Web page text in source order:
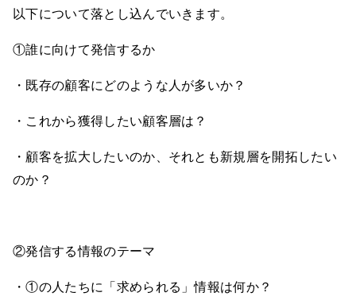
以下について落とし込んでいきます。
①誰に向けて発信するか
・既存の顧客にどのような人が多いか？
・これから獲得したい顧客層は？
・顧客を拡大したいのか、それとも新規層を開拓したい
のか？
②発信する情報のテーマ
・①の人たちに「求められる」情報は何か？